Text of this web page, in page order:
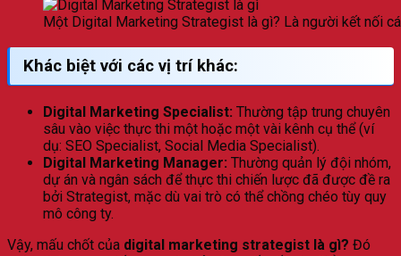
Một Digital Marketing Strategist là gì? Là người kết nối
Khác biệt với các vị trí khác:
Digital Marketing Specialist: Thường tập trung chuyên
sâu vào việc thực thi một hoặc một vài kênh cụ thể (ví
dụ: SEO Specialist, Social Media Specialist).
Digital Marketing Manager: Thường quản lý đội nhóm,
dự án và ngân sách để thực thi chiến lược đã được đề ra
bởi Strategist, mặc dù vai trò có thể chồng chéo tùy quy
mô công ty.
Vậy, mấu chốt của digital marketing strategist là gì? Đó